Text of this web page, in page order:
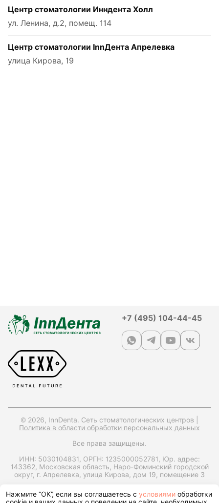
Центр стоматологии Инндента Холл
ул. Ленина, д.2, помещ. 114
Центр стоматологии InnДента Апрелевка
улица Кирова, 19
+7 (495) 104-44-45
© 2026, InnDenta. Сеть стоматологических центров |
Политика в области обработки персональных данных
Все права защищены.
ИНН: 5030104831, ОРГН: 1235000052781, Юр. адрес:
143362, Московская область, Наро-Фоминский городской
округ, г. Апрелевка, улица Кирова, дом 19, помещение 3
Запрос справки на налоговый вычет
Нажмите “ОК”, если вы соглашаетесь с условиями обработки